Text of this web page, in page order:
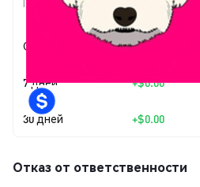
суммы
Сегодня +$0.00
7 дней +$0.00
30 дней +$0.00
Отказ от ответственности